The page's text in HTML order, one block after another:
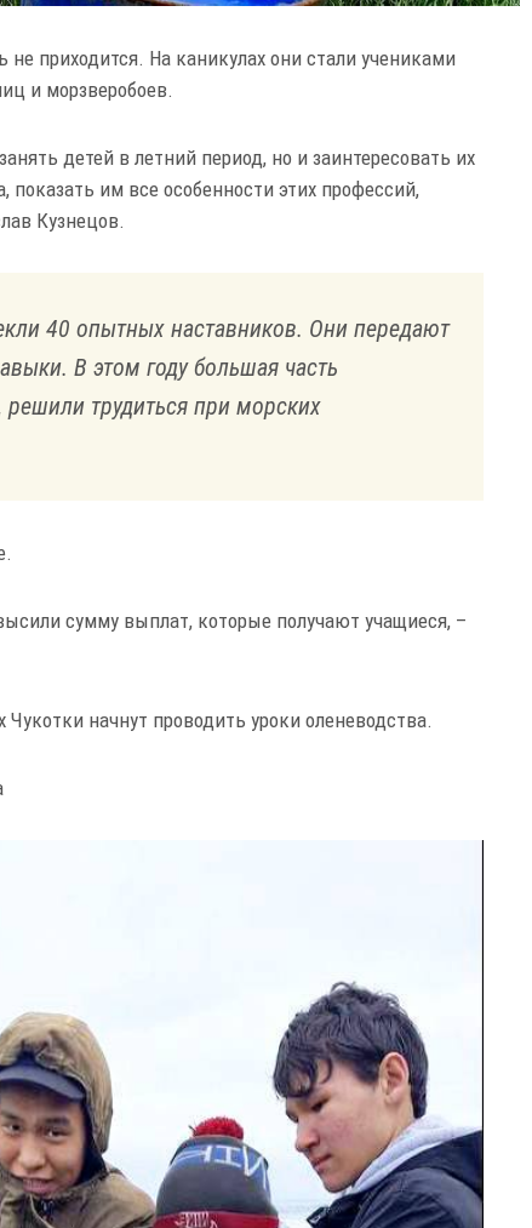
приходится. На каникулах они стали учениками
и морзверобоев.
детей в летний период, но и заинтересовать их
им все особенности этих профессий,
Кузнецов.
40 опытных наставников. Они передают
В этом году большая часть
трудиться при морских
сумму выплат, которые получают учащиеся, –
Чукотки начнут проводить уроки оленеводства.